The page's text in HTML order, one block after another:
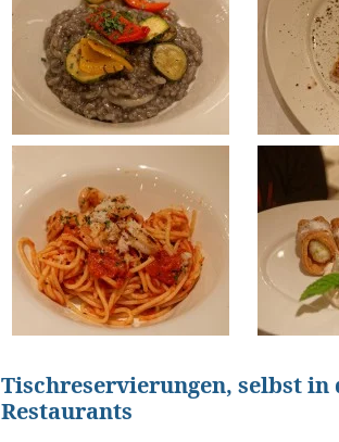
Tischreservierungen, selbst in
Restaurants